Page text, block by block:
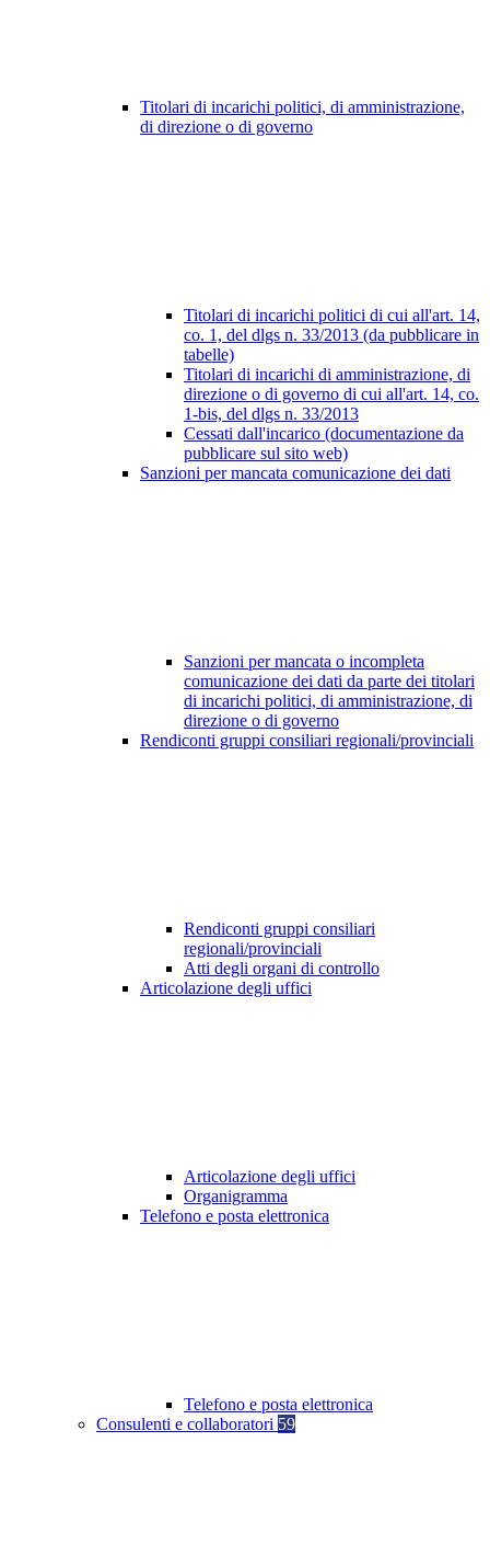
Titolari di incarichi politici, di amministrazione,
di direzione o di governo
Titolari di incarichi politici di cui all'art. 14,
co. 1, del dlgs n. 33/2013 (da pubblicare in
tabelle)
Titolari di incarichi di amministrazione, di
direzione o di governo di cui all'art. 14, co.
1-bis, del dlgs n. 33/2013
Cessati dall'incarico (documentazione da
pubblicare sul sito web)
Sanzioni per mancata comunicazione dei dati
Sanzioni per mancata o incompleta
comunicazione dei dati da parte dei titolari
di incarichi politici, di amministrazione, di
direzione o di governo
Rendiconti gruppi consiliari regionali/provinciali
Rendiconti gruppi consiliari
regionali/provinciali
Atti degli organi di controllo
Articolazione degli uffici
Articolazione degli uffici
Organigramma
Telefono e posta elettronica
Telefono e posta elettronica
Consulenti e collaboratori 59